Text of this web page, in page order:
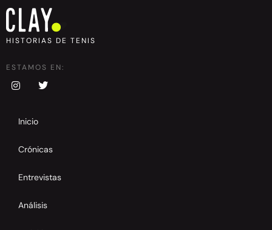
HISTORIAS DE TENIS
ESTAMOS EN:
Inicio
Crónicas
Entrevistas
Análisis